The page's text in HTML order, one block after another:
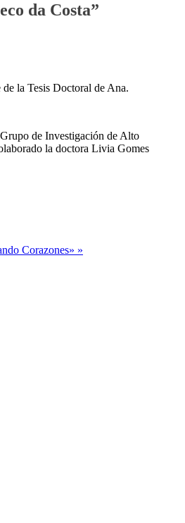
da Costa”
de la Tesis Doctoral de Ana.
de Investigación de Alto
la doctora Livia Gomes
Corazones» »